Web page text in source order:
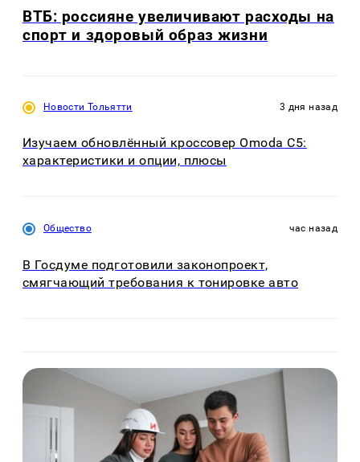
ВТБ: россияне увеличивают расходы на
спорт и здоровый образ жизни
Новости Тольятти 3 дня назад
Изучаем обновлённый кроссовер Omoda C5:
характеристики и опции, плюсы
Общество час назад
В Госдуме подготовили законопроект,
смягчающий требования к тонировке авто